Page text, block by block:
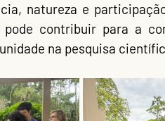
natureza e
contribuir para a
na pesquisa